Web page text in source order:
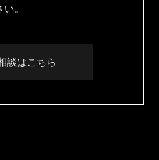
。
談はこちら